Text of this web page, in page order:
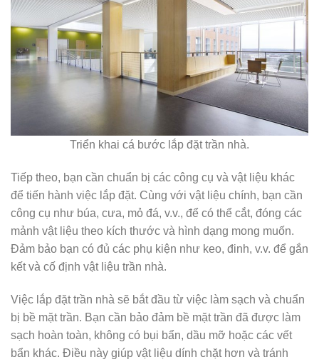
Triển khai cá bước lắp đặt trần nhà.
Tiếp theo, bạn cần chuẩn bị các công cụ và vật liệu khác
để tiến hành việc lắp đặt. Cùng với vật liệu chính, bạn cần
công cụ như búa, cưa, mỏ đá, v.v., để có thể cắt, đóng các
mảnh vật liệu theo kích thước và hình dạng mong muốn.
Đảm bảo bạn có đủ các phụ kiện như keo, đinh, v.v. để gắn
kết và cố định vật liệu trần nhà.
Việc lắp đặt trần nhà sẽ bắt đầu từ việc làm sạch và chuẩn
bị bề mặt trần. Bạn cần bảo đảm bề mặt trần đã được làm
sạch hoàn toàn, không có bụi bẩn, dầu mỡ hoặc các vết
bẩn khác. Điều này giúp vật liệu dính chặt hơn và tránh